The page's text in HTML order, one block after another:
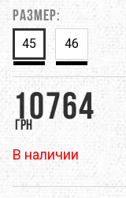
Размер:
45 46
10764
грн
В наличии